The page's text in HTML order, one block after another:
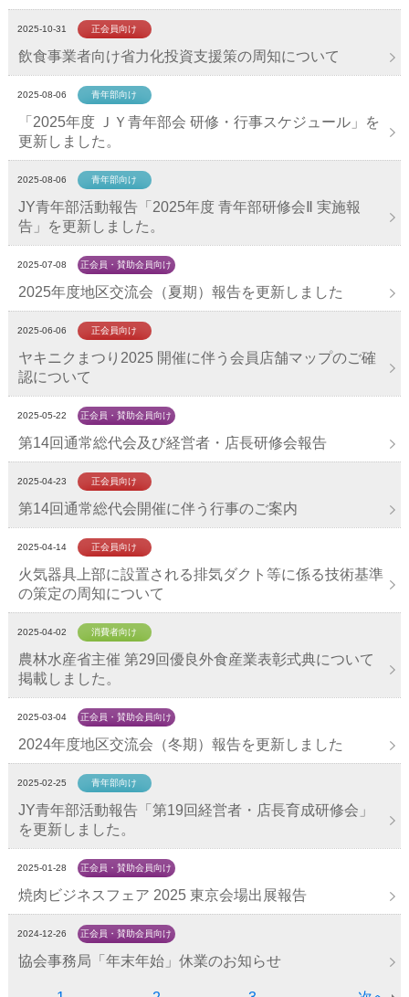
2025-10-31 正会員向け
飲食事業者向け省力化投資支援策の周知について
2025-08-06 青年部向け
「2025年度 ＪＹ青年部会 研修・行事スケジュール」を
更新しました。
2025-08-06 青年部向け
JY青年部活動報告「2025年度 青年部研修会Ⅱ 実施報
告」を更新しました。
2025-07-08 正会員・賛助会員向け
2025年度地区交流会（夏期）報告を更新しました
2025-06-06 正会員向け
ヤキニクまつり2025 開催に伴う会員店舗マップのご確
認について
2025-05-22 正会員・賛助会員向け
第14回通常総代会及び経営者・店長研修会報告
2025-04-23 正会員向け
第14回通常総代会開催に伴う行事のご案内
2025-04-14 正会員向け
火気器具上部に設置される排気ダクト等に係る技術基準
の策定の周知について
2025-04-02 消費者向け
農林水産省主催 第29回優良外食産業表彰式典について
掲載しました。
2025-03-04 正会員・賛助会員向け
2024年度地区交流会（冬期）報告を更新しました
2025-02-25 青年部向け
JY青年部活動報告「第19回経営者・店長育成研修会」
を更新しました。
2025-01-28 正会員・賛助会員向け
焼肉ビジネスフェア 2025 東京会場出展報告
2024-12-26 正会員・賛助会員向け
協会事務局「年末年始」休業のお知らせ